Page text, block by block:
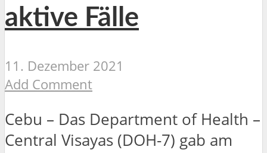
aktive Fälle
11. Dezember 2021
Add Comment
Cebu – Das Department of Health –
Central Visayas (DOH-7) gab am